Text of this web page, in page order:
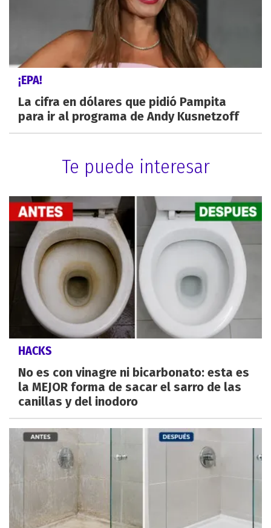
¡EPA!
La cifra en dólares que pidió Pampita
para ir al programa de Andy Kusnetzoff
Te puede interesar
HACKS
No es con vinagre ni bicarbonato: esta es
la MEJOR forma de sacar el sarro de las
canillas y del inodoro